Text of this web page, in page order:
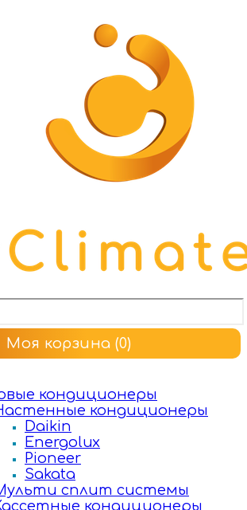
Моя корзина (0)
кондиционеры
кондиционеры
Daikin
Energolux
Pioneer
Sakata
сплит системы
кондиционеры